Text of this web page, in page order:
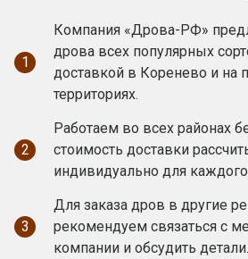
1
Компания «Дрова-РФ»
дрова всех популярных
доставкой в Коренево и на
территориях.
2
Работаем во всех районах
стоимость доставки
индивидуально для каждого
3
Для заказа дров в другие
рекомендуем связаться с
компании и обсудить детали.